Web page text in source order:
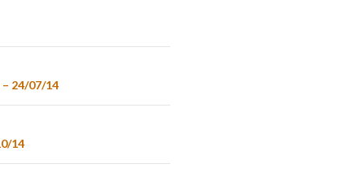
24/07/14
14